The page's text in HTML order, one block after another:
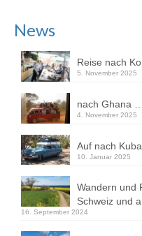
News
Reise nach
5. November 2025
nach Ghana ….
4. November 2025
Auf nach
10. Januar 2025
Wandern und
Schweiz und
16. September 2024